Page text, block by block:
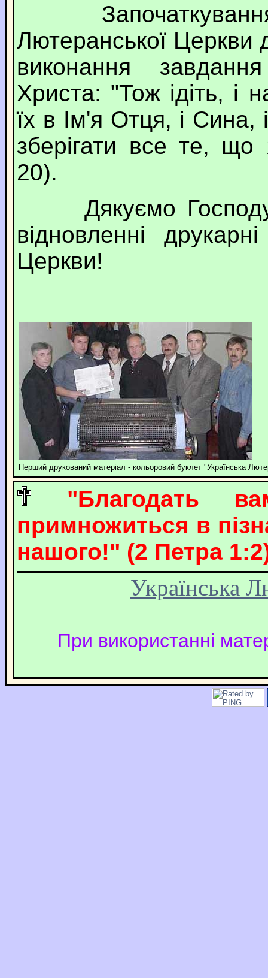
Започаткування
Лютеранської Церкви
виконання
Христа: "Тож ідіть, і
їх в Ім'я Отця, і Сина,
зберігати все те,
20).
Дякуємо Господу
відновленні
Церкви!
Перший друкований матеріал - кольоровий буклет "Українська
"Благодать
примножиться в
нашого!" (2 Петра
Українська
При використанні